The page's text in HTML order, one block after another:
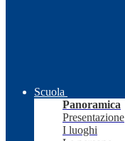
Scuola
Panoramica
Presentazione
I luoghi